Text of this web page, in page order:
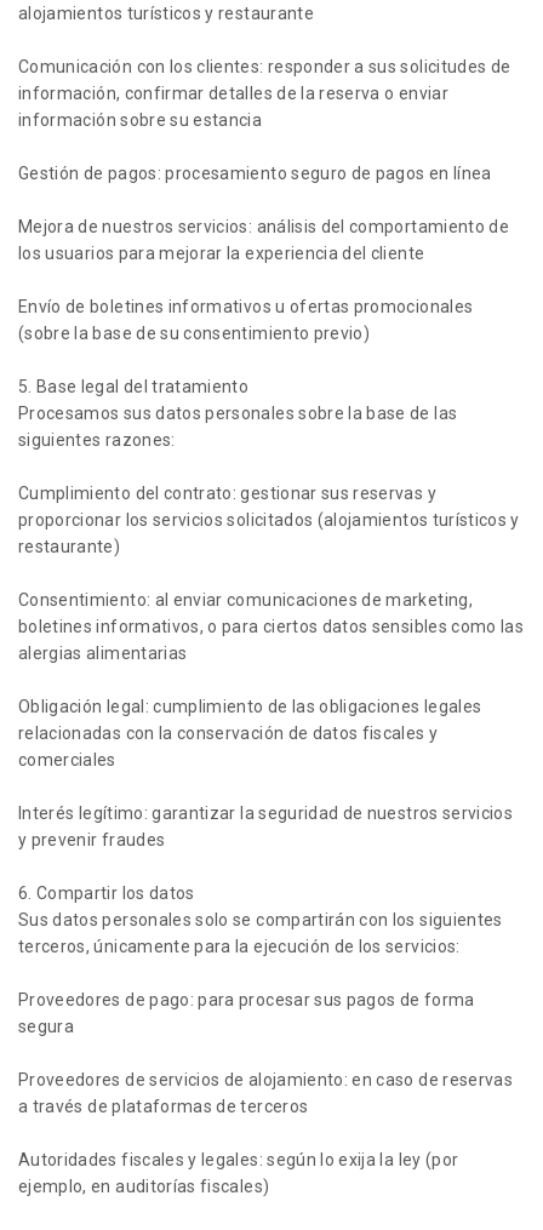
alojamientos turísticos y restaurante
Comunicación con los clientes: responder a sus solicitudes de
información, confirmar detalles de la reserva o enviar
información sobre su estancia
Gestión de pagos: procesamiento seguro de pagos en línea
Mejora de nuestros servicios: análisis del comportamiento de
los usuarios para mejorar la experiencia del cliente
Envío de boletines informativos u ofertas promocionales
(sobre la base de su consentimiento previo)
5. Base legal del tratamiento
Procesamos sus datos personales sobre la base de las
siguientes razones:
Cumplimiento del contrato: gestionar sus reservas y
proporcionar los servicios solicitados (alojamientos turísticos y
restaurante)
Consentimiento: al enviar comunicaciones de marketing,
boletines informativos, o para ciertos datos sensibles como las
alergias alimentarias
Obligación legal: cumplimiento de las obligaciones legales
relacionadas con la conservación de datos fiscales y
comerciales
Interés legítimo: garantizar la seguridad de nuestros servicios
y prevenir fraudes
6. Compartir los datos
Sus datos personales solo se compartirán con los siguientes
terceros, únicamente para la ejecución de los servicios:
Proveedores de pago: para procesar sus pagos de forma
segura
Proveedores de servicios de alojamiento: en caso de reservas
a través de plataformas de terceros
Autoridades fiscales y legales: según lo exija la ley (por
ejemplo, en auditorías fiscales)